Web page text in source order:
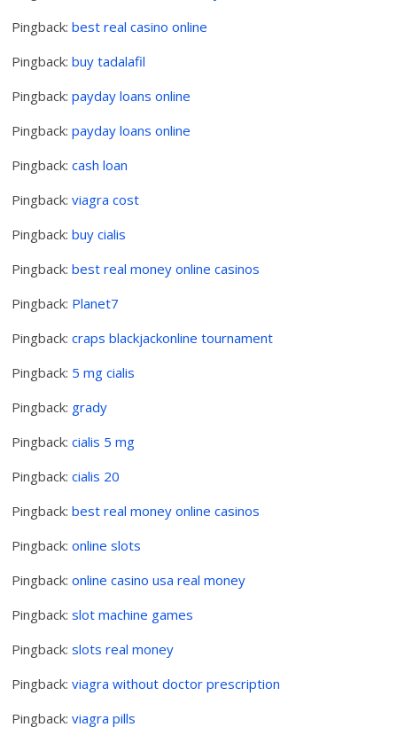
Pingback:best real casino online
Pingback:buy tadalafil
Pingback:payday loans online
Pingback:payday loans online
Pingback:cash loan
Pingback:viagra cost
Pingback:buy cialis
Pingback:best real money online casinos
Pingback: Planet7
Pingback:craps blackjackonline tournament
Pingback: 5 mg cialis
Pingback: grady
Pingback:cialis 5 mg
Pingback:cialis 20
Pingback:best real money online casinos
Pingback:online slots
Pingback:online casino usa real money
Pingback:slot machine games
Pingback:slots real money
Pingback:viagra without doctor prescription
Pingback:viagra pills